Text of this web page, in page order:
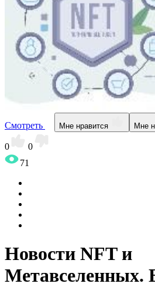
Смотреть Мне нравится Мне
0
0
71
Новости NFT и
Метавселенных.